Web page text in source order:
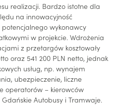
realizacji. Bardzo istotne dla
na innowacyjność
wykonawcy
w projekcie. Wdrożenia
z przetargów kosztowały
oraz 541 200 PLN netto, jednak
usług, np. wynajem
ubezpieczenie, liczne
operatorów – kierowców
Autobusy i Tramwaje.